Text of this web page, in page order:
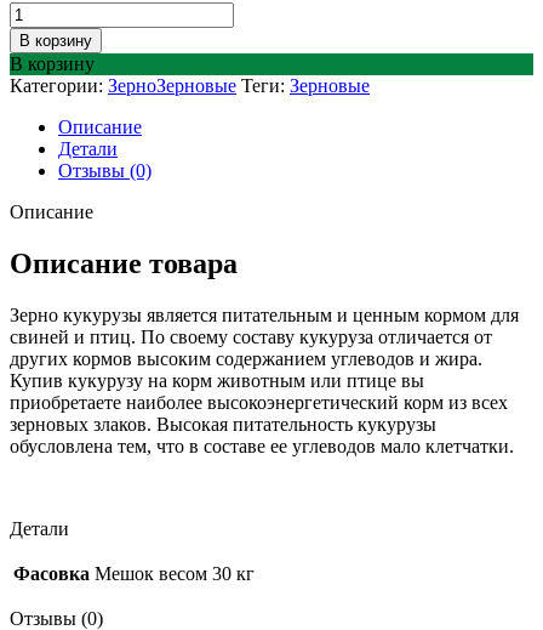
Количество
товара
Кукуруза
фуражная
30
В корзину
В корзину
Категории: ЗерноЗерновые Теги: Зерновые
Описание
Детали
Отзывы (0)
Описание
Описание товара
Зерно кукурузы является питательным и ценным кормом для
свиней и птиц. По своему составу кукуруза отличается от
других кормов высоким содержанием углеводов и жира.
Купив кукурузу на корм животным или птице вы
приобретаете наиболее высокоэнергетический корм из всех
зерновых злаков. Высокая питательность кукурузы
обусловлена тем, что в составе ее углеводов мало клетчатки.
Детали
Фасовка Мешок весом 30 кг
Отзывы (0)